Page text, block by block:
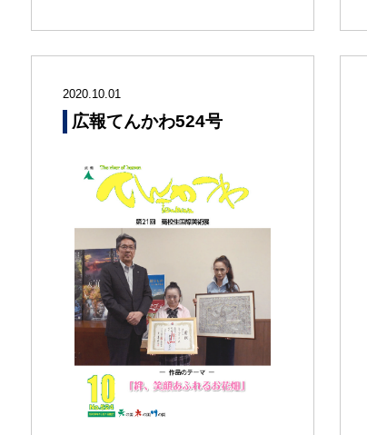
2020.10.01
広報てんかわ524号